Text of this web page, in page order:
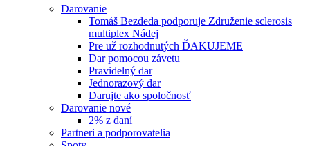
Darovanie
Tomáš Bezdeda podporuje Združenie sclerosis
multiplex Nádej
Pre už rozhodnutých ĎAKUJEME
Dar pomocou závetu
Pravidelný dar
Jednorazový dar
Darujte ako spoločnosť
Darovanie nové
2% z daní
Partneri a podporovatelia